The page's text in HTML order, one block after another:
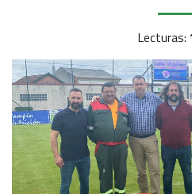
Lecturas: